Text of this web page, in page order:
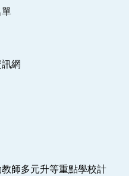
網
師多元升等重點學校計